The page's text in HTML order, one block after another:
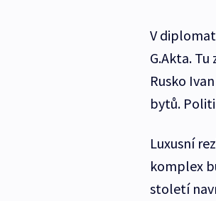
V
G.Akta.
Rusko
bytů.
Luxusní
komplex
století